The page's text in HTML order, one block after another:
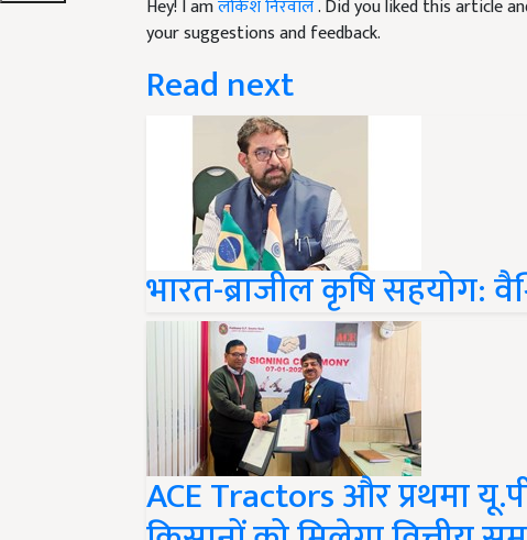
your suggestions and feedback.
Read next
भारत-ब्राजील कृषि सहयोग:
ACE Tractors और प्रथमा
किसानों को मिलेगा वित्तीय